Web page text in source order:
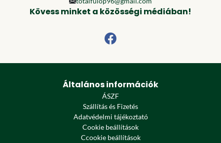
Kövess minket a közösségi médiában!
Általános információk
ÁSZF
Szállítás és Fizetés
Adatvédelmi tájékoztató
Cookie beállítások
Ccookie beállítások